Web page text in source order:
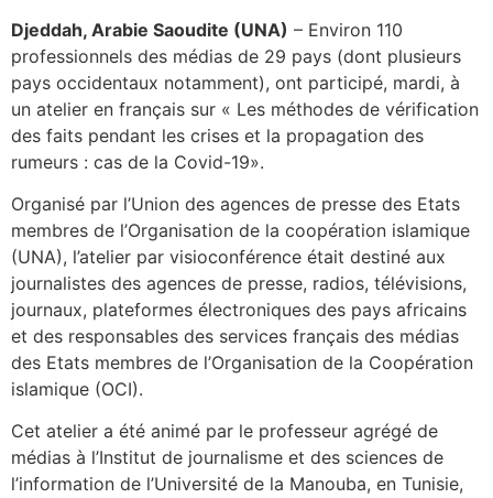
Djeddah, Arabie Saoudite (UNA) – Environ 110
professionnels des médias de 29 pays (dont plusieurs
pays occidentaux notamment), ont participé, mardi, à
un atelier en français sur « Les méthodes de vérification
des faits pendant les crises et la propagation des
rumeurs : cas de la Covid-19».
Organisé par l’Union des agences de presse des Etats
membres de l’Organisation de la coopération islamique
(UNA), l’atelier par visioconférence était destiné aux
journalistes des agences de presse, radios, télévisions,
journaux, plateformes électroniques des pays africains
et des responsables des services français des médias
des Etats membres de l’Organisation de la Coopération
islamique (OCI).
Cet atelier a été animé par le professeur agrégé de
médias à l’Institut de journalisme et des sciences de
l’information de l’Université de la Manouba, en Tunisie,